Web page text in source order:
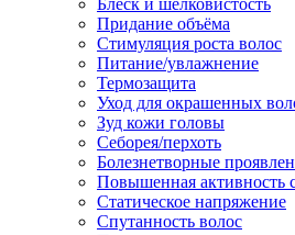
Блеск и шелковистость
Придание объёма
Стимуляция роста волос
Питание/увлажнение
Термозащита
Уход для окрашенных
Зуд кожи головы
Себорея/перхоть
Болезнетворные
Повышенная активность
Статическое напряжение
Спутанность волос